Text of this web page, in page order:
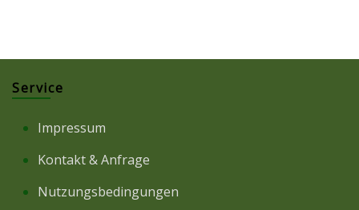
Service
Impressum
Kontakt & Anfrage
Nutzungsbedingungen